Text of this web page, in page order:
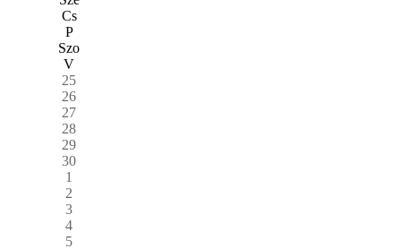
Cs
P
Szo
V
25
26
27
28
29
30
1
2
3
4
5